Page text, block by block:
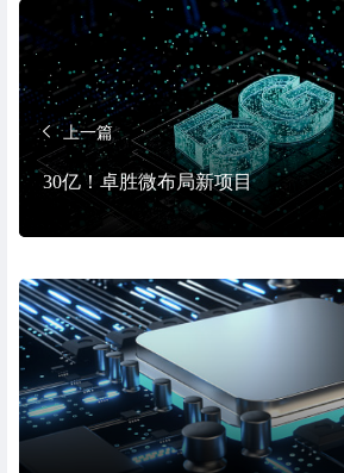
上一篇
30亿！卓胜微布局新项目